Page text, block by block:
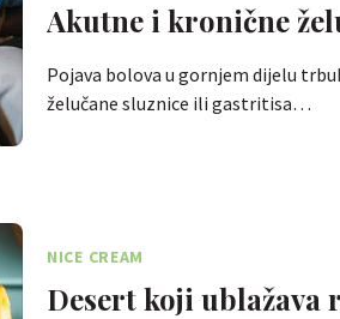
Akutne i kronične
Pojava bolova u gornjem dijelu
želučane sluznice ili gastritisa…
NICE CREAM
Desert koji ublažava